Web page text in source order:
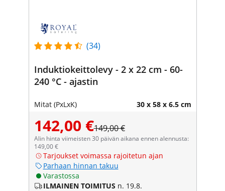
(34)
Induktiokeittolevy - 2 x 22 cm - 60-
240 °C - ajastin
Mitat (PxLxK) 30 x 58 x 6.5 cm
142,00 €149,00 €
Alin hinta viimeisten 30 päivän aikana ennen alennusta:
149,00 €
Tarjoukset voimassa rajoitetun ajan
Parhaan hinnan takuu
Varastossa
ILMAINEN TOIMITUS n. 19.8.